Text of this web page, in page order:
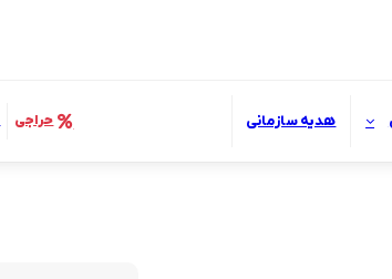
هدیه سازمانی حراجی